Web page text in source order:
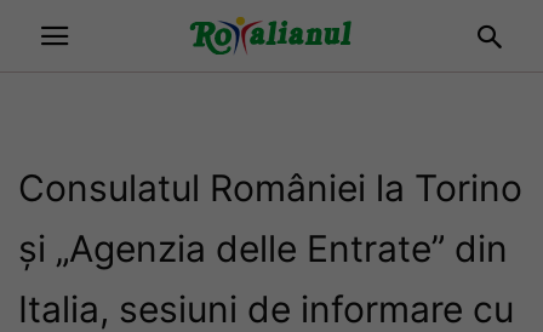
Consulatul României la Torino
și „Agenzia delle Entrate” din
Italia, sesiuni de informare cu